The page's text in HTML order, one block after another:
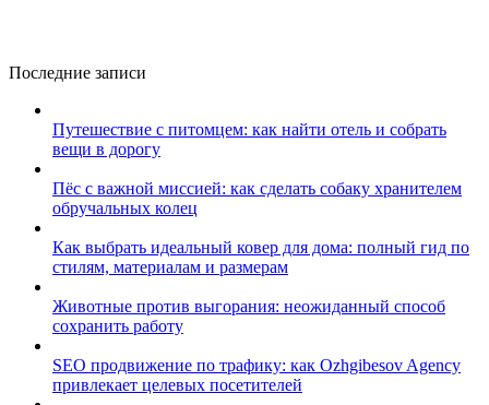
Последние записи
Путешествие с питомцем: как найти отель и собрать
вещи в дорогу
Пёс с важной миссией: как сделать собаку хранителем
обручальных колец
Как выбрать идеальный ковер для дома: полный гид по
стилям, материалам и размерам
Животные против выгорания: неожиданный способ
сохранить работу
SEO продвижение по трафику: как Ozhgibesov Agency
привлекает целевых посетителей